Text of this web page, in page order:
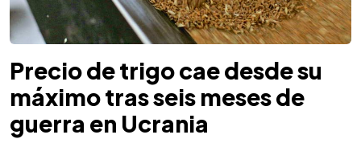
Precio de trigo cae desde su
máximo tras seis meses de
guerra en Ucrania